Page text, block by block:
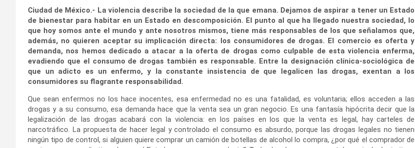
Ciudad de México.- La violencia describe la sociedad de la que emana. Dejamos de aspirar a tener un Estado
de bienestar para habitar en un Estado en descomposición. El punto al que ha llegado nuestra sociedad, lo
que hoy somos ante el mundo y ante nosotros mismos, tiene más responsables de los que señalamos que,
además, no quieren aceptar su implicación directa: los consumidores de drogas. El comercio es oferta y
demanda, nos hemos dedicado a atacar a la oferta de drogas como culpable de esta violencia enferma,
evadiendo que el consumo de drogas también es responsable. Entre la designación clínica-sociológica de
que un adicto es un enfermo, y la constante insistencia de que legalicen las drogas, exentan a los
consumidores su flagrante responsabilidad.
Que sean enfermos no los hace inocentes, esa enfermedad no es una fatalidad, es voluntaria; ellos acceden a las
drogas y a su consumo, esa demanda hace que la venta sea un gran negocio. Es una fantasía hipócrita decir que la
legalización de las drogas acabará con la violencia: en los países en los que la venta es legal, hay carteles de
narcotráfico. La propuesta de hacer legal y controlado el consumo es absurdo, porque las drogas legales no tienen
ningún tipo de control, si alguien quiere comprar un camión de botellas de alcohol lo compra, ¿por qué el comprador de